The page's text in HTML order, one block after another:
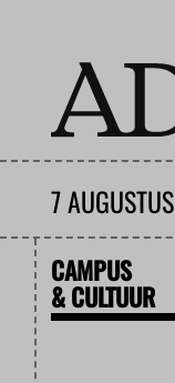
7
CAMPUS
& CULTUUR